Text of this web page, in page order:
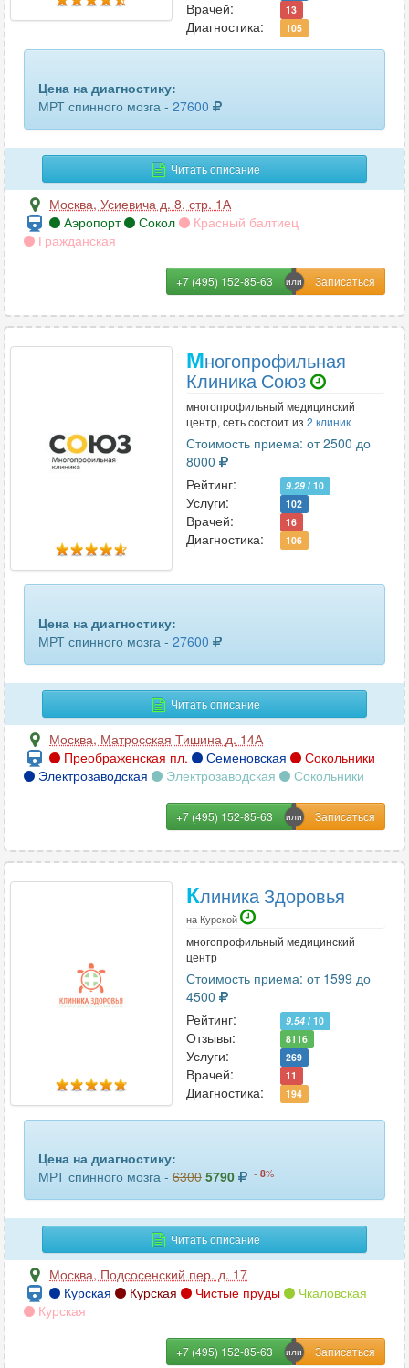
почек
пояснично-крестцового отдела позвоночника 94
предстательной железы 42
придаточных пазух носа
17
спинного мозга 18
холангиография
шейного отдела позвоночника
щитовидной железы
яичников, матки и придатков
Врачей: 13
Диагностика: 105
Цена на диагностику:
МРТ спинного мозга - 27600
Читать описание
Москва, Усиевича д. 8, стр. 1А
Аэропорт
Сокол
Красный балтиец
Гражданская
+7 (495) 152-85-63
Многопрофильная
Клиника Союз
многопрофильный медицинский
центр, сеть состоит из 2 клиник
Стоимость приема: от 2500 до
8000
Рейтинг:
9.29 / 10
Услуги: 102
Врачей: 16
Диагностика: 106
Цена на диагностику:
МРТ спинного мозга - 27600
Читать описание
Москва, Матросская Тишина д. 14А
Преображенская пл.
Семеновская
Сокольники
Электрозаводская
Электрозаводская Сокольники
+7 (495) 152-85-63
Клиника Здоровья
на Курской
многопрофильный медицинский
центр
Стоимость приема: от 1599 до
4500
Рейтинг:
9.54 / 10
Отзывы: 8116
Услуги: 269
Врачей: 11
Диагностика: 194
Цена на диагностику:
МРТ спинного мозга - 6300 5790 - 8%
Читать описание
Москва, Подсосенский пер. д. 17
Курская
Курская Чистые пруды
Чкаловская
Курская
+7 (495) 152-85-63